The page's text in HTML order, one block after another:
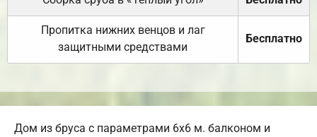
Пропитка нижних венцов и лаг
защитными средствами
Бесплатно
Дом из бруса с параметрами 6х6 м. балконом и